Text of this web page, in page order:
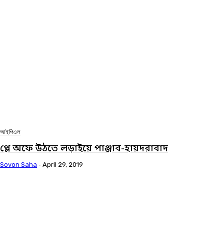
আইপিএল
প্লে অফে উঠতে লড়াইয়ে পাঞ্জাব-হায়দরাবাদ
Sovon Saha - April 29, 2019